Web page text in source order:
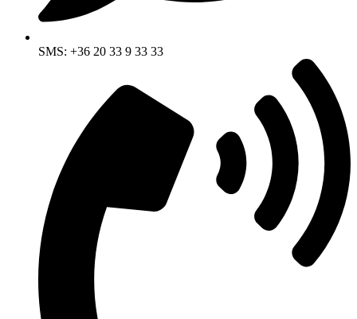
SMS: +36 20 33 9 33 33